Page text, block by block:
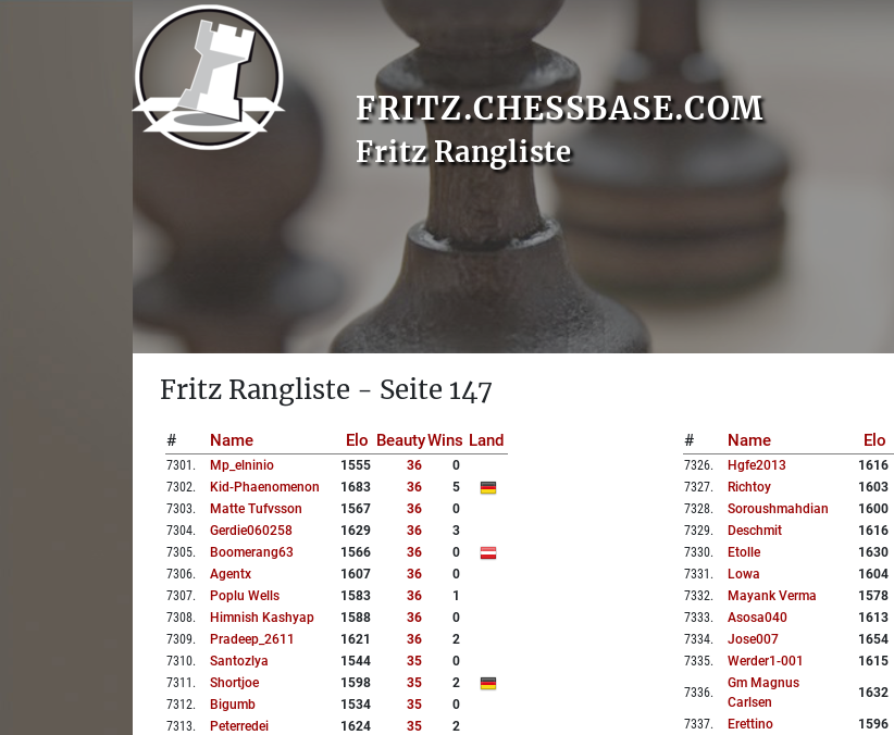
FRITZ.CHESSBASE.COM
Fritz Rangliste
Fritz Rangliste - Seite 147
# Name Elo BeautyWins Land
7301 . Mp_elninio 1555 36
0
7302. Kid-Phaenomenon 1683 36
5
7303. Matte Tufvsson 1567 36
0
7304. Gerdie060258 1629 36
3
7305. Boomerang63 1566 36
0
7306. Agentx 1607 36
0
7307. Poplu Wells 1583 36
1
7308. Himnish Kashyap 1588 36
0
7309. Pradeep_2611 1621 36
2
7310. Santozlya 1544 35
0
7311 . Shortjoe 1598 35
2
7312. Bigumb 1534 35
0
7313. Peterredei 1624 35
2
# Name Elo
7326. Hgfe2013 1616
7327. Richtoy 1603
7328. Soroushmahdian 1600
7329. Deschmit 1616
7330. Etolle 1630
7331 . Lowa 1604
7332. Mayank Verma 1578
7333. Asosa040 1613
7334. Jose007 1654
7335. Werder1-001 1615
7336.
Gm Magnus
Carlsen
1632
7337. Erettino 1596